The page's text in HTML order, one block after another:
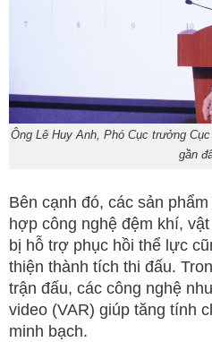
Ông Lê Huy Anh, Phó Cục trưởng
gần
Bên cạnh đó, các sản
hợp công nghệ đệm khí,
bị hỗ trợ phục hồi thể lực
thiện thành tích thi đấu.
trận đấu, các công nghệ
video (VAR) giúp tăng tính
minh bạch.